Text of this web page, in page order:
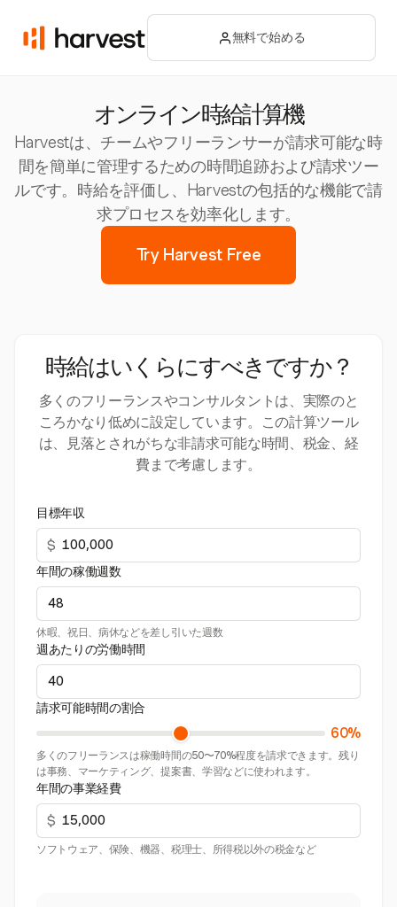
無料で始める
オンライン時給計算機
Harvestは、チームやフリーランサーが請求可能な時
間を簡単に管理するための時間追跡および請求ツー
ルです。時給を評価し、Harvestの包括的な機能で請
求プロセスを効率化します。
Try Harvest Free
時給はいくらにすべきですか？
多くのフリーランスやコンサルタントは、実際のと
ころかなり低めに設定しています。この計算ツール
は、見落とされがちな非請求可能な時間、税金、経
費まで考慮します。
目標年収
$
年間の稼働週数
休暇、祝日、病休などを差し引いた週数
週あたりの労働時間
請求可能時間の割合
60%
多くのフリーランスは稼働時間の50〜70%程度を請求できます。残り
は事務、マーケティング、提案書、学習などに使われます。
年間の事業経費
$
ソフトウェア、保険、機器、税理士、所得税以外の税金など